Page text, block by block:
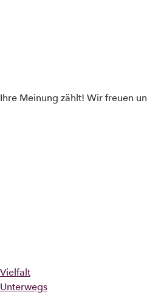
Skip to main content
Ihre Meinung zählt! Wir freuen
Vielfalt
Gastronomie
Unterwegs